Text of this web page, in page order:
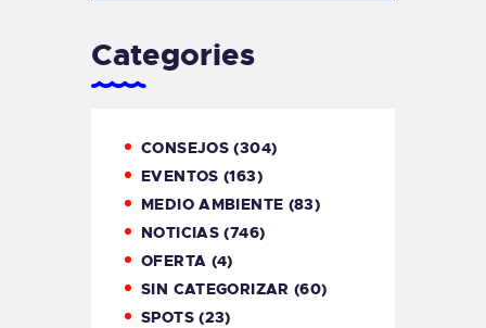
Categories
CONSEJOS (304)
EVENTOS (163)
MEDIO AMBIENTE (83)
NOTICIAS (746)
OFERTA (4)
SIN CATEGORIZAR (60)
SPOTS(23)